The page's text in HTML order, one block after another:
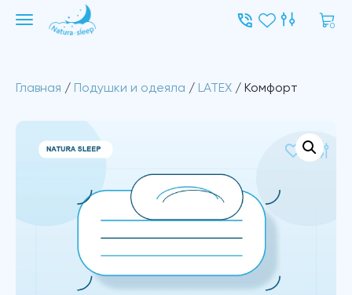
0
Главная / Подушки и одеяла / LATEX / Комфорт